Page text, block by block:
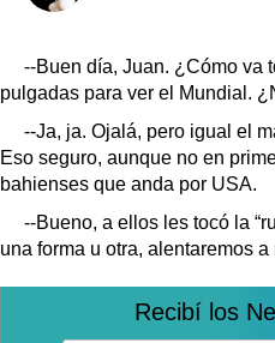
--Buen día, Juan. ¿Cómo va
pulgadas para ver el Mundial.
--Ja, ja. Ojalá, pero igual el
Eso seguro, aunque no en
bahienses que anda por USA.
--Bueno, a ellos les tocó la
una forma u otra, alentaremos
Recibí los